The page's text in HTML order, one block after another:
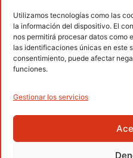
Utilizamos tecnologías como las
la información del dispositivo. El
nos permitirá procesar datos como
las identificaciones únicas en este
consentimiento, puede afectar
funciones.
Gestionar los servicios
autonómicas
Clubes
Contacto
Escalada
Escalada
paralimpica
Copyright © 2026
Montaña y Escalada |